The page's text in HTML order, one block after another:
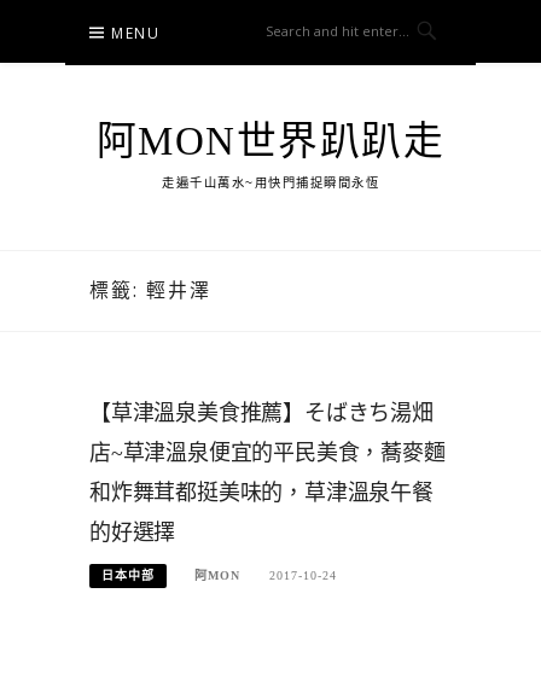
content
MENU
阿MON世界趴趴走
走遍千山萬水~用快門捕捉瞬間永恆
標籤: 輕井澤
【草津溫泉美食推薦】そばきち湯畑
店~草津溫泉便宜的平民美食，蕎麥麵
和炸舞茸都挺美味的，草津溫泉午餐
的好選擇
日本中部 阿MON 2017-10-24